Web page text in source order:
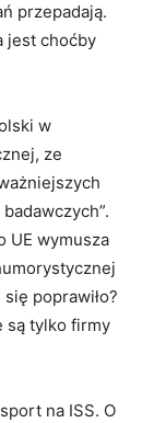
przepadają.
jest choćby
w
ze
UE wymusza
poprawiło?
są tylko firmy
na ISS. O